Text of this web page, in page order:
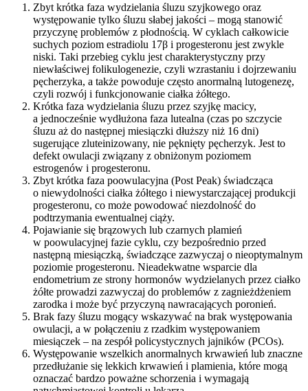
Zbyt krótka faza wydzielania śluzu szyjkowego oraz
występowanie tylko śluzu słabej jakości – mogą stanowić
przyczynę problemów z płodnością. W cyklach całkowicie
suchych poziom estradiolu 17β i progesteronu jest zwykle
niski. Taki przebieg cyklu jest charakterystyczny przy
niewłaściwej folikulogenezie, czyli wzrastaniu i dojrzewaniu
pęcherzyka, a także powoduje często anormalną lutogenezę,
czyli rozwój i funkcjonowanie ciałka żółtego.
Krótka faza wydzielania śluzu przez szyjkę macicy,
a jednocześnie wydłużona faza lutealna (czas po szczycie
śluzu aż do następnej miesiączki dłuższy niż 16 dni)
sugerujące zluteinizowany, nie pęknięty pęcherzyk. Jest to
defekt owulacji związany z obniżonym poziomem
estrogenów i progesteronu.
Zbyt krótka faza poowulacyjna (Post Peak) świadcząca
o niewydolności ciałka żółtego i niewystarczającej produkcji
progesteronu, co może powodować niezdolność do
podtrzymania ewentualnej ciąży.
Pojawianie się brązowych lub czarnych plamień
w poowulacyjnej fazie cyklu, czy bezpośrednio przed
następną miesiączką, świadczące zazwyczaj o nieoptymalnym
poziomie progesteronu. Nieadekwatne wsparcie dla
endometrium ze strony hormonów wydzielanych przez ciałko
żółte prowadzi zazwyczaj do problemów z zagnieżdżeniem
zarodka i może być przyczyną nawracających poronień.
Brak fazy śluzu mogący wskazywać na brak występowania
owulacji, a w połączeniu z rzadkim występowaniem
miesiączek – na zespół policystycznych jajników (PCOs).
Występowanie wszelkich anormalnych krwawień lub znaczne
przedłużanie się lekkich krwawień i plamienia, które mogą
oznaczać bardzo poważne schorzenia i wymagają